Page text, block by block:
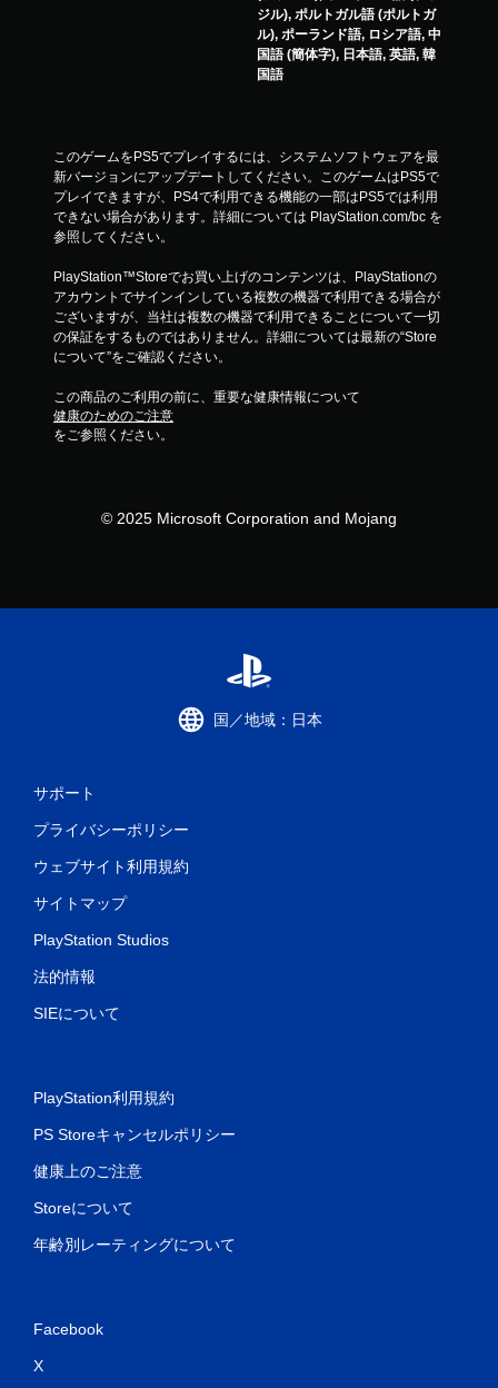
ジル), ポルトガル語 (ポルトガ
ル), ポーランド語, ロシア語, 中
国語 (簡体字), 日本語, 英語, 韓
国語
このゲームをPS5でプレイするには、システムソフトウェアを最
新バージョンにアップデートしてください。このゲームはPS5で
プレイできますが、PS4で利用できる機能の一部はPS5では利用
できない場合があります。詳細については PlayStation.com/bc を
参照してください。
PlayStation™Storeでお買い上げのコンテンツは、PlayStationの
アカウントでサインインしている複数の機器で利用できる場合が
ございますが、当社は複数の機器で利用できることについて一切
の保証をするものではありません。詳細については最新の“Store
について”をご確認ください。
この商品のご利用の前に、重要な健康情報について
健康のためのご注意
をご参照ください。
© 2025 Microsoft Corporation and Mojang
国／地域：日本
サポート
プライバシーポリシー
ウェブサイト利用規約
サイトマップ
PlayStation Studios
法的情報
SIEについて
PlayStation利用規約
PS Storeキャンセルポリシー
健康上のご注意
Storeについて
年齢別レーティングについて
Facebook
X